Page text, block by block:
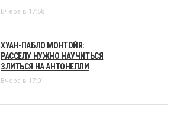
Вчера в 17:58
ХУАН-ПАБЛО МОНТОЙЯ:
РАССЕЛУ НУЖНО НАУЧИТЬСЯ
ЗЛИТЬСЯ НА АНТОНЕЛЛИ
Вчера в 17:01